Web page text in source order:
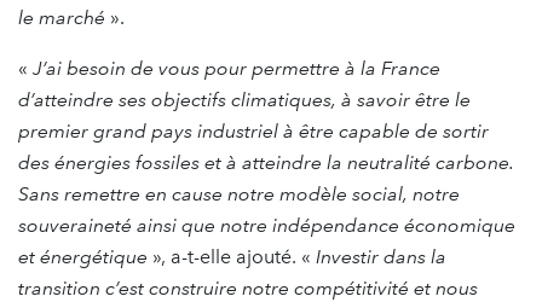
le marché ».
« J’ai besoin de vous pour permettre à la France
d’atteindre ses objectifs climatiques, à savoir être le
premier grand pays industriel à être capable de sortir
des énergies fossiles et à atteindre la neutralité carbone.
Sans remettre en cause notre modèle social, notre
souveraineté ainsi que notre indépendance économique
et énergétique », a-t-elle ajouté. « Investir dans la
transition c’est construire notre compétitivité et nous